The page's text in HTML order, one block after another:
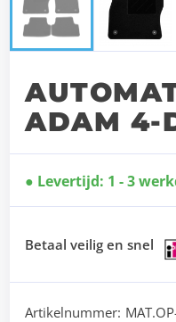
ADAM 4-
Levertijd: 1 - 3
Betaal veilig en snel
Artikelnummer: